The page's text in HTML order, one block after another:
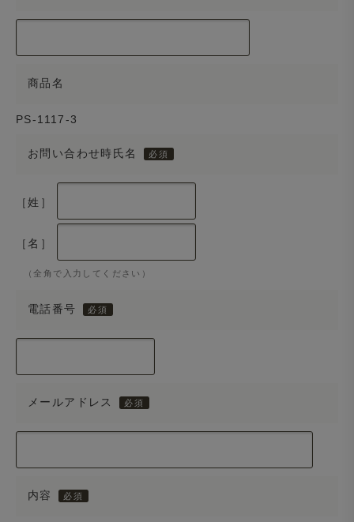
商品名
PS-1117-3
お問い合わせ時氏名
［姓］
［名］
（全角で入力してください）
電話番号
メールアドレス
内容